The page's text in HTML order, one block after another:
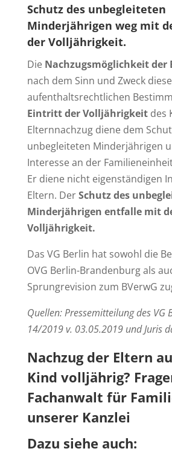
Schutz des unbegleiteten
Minderjährigen weg mit
der Volljährigkeit.
Die Nachzugsmöglichkeit der
nach dem Sinn und Zweck
aufenthaltsrechtlichen
Eintritt der Volljährigkeitdes
Elternnachzug diene dem
unbegleiteten Minderjährigen
Interesse an der
Er diene nicht eigenständigen
Eltern. DerSchutz des
Minderjährigen entfalle mit
Volljährigkeit.
Das VG Berlin hat sowohl die
OVG Berlin-Brandenburg als
Sprungrevision zum BVerwG
Quellen: Pressemitteilung des VG
14/2019 v. 03.05.2019 und Juris
Nachzug der Eltern
Kind volljährig?
Fachanwalt für
unserer Kanzlei
Dazu siehe auch: